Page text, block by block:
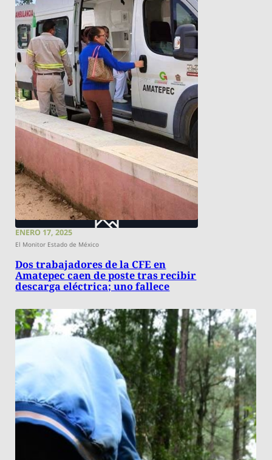
ENERO 17, 2025
El Monitor Estado de México
Dos trabajadores de la CFE en
Amatepec caen de poste tras recibir
descarga eléctrica; uno fallece